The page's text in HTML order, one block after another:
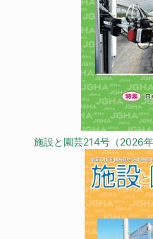
施設と園芸214号（2026